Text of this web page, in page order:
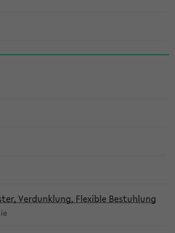
Verdunklung, Flexible Bestuhlung